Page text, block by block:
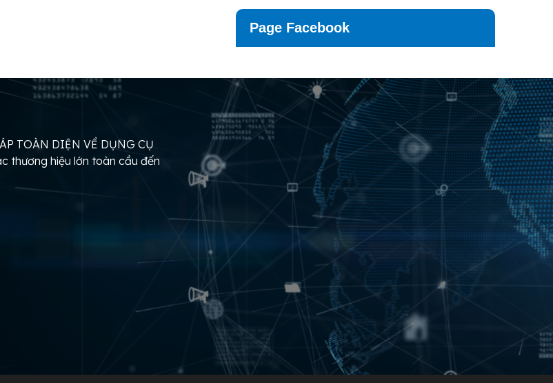
Page Facebook
TOÀN DIỆN VỀ DỤNG CỤ
thương hiệu lớn toàn cầu đến